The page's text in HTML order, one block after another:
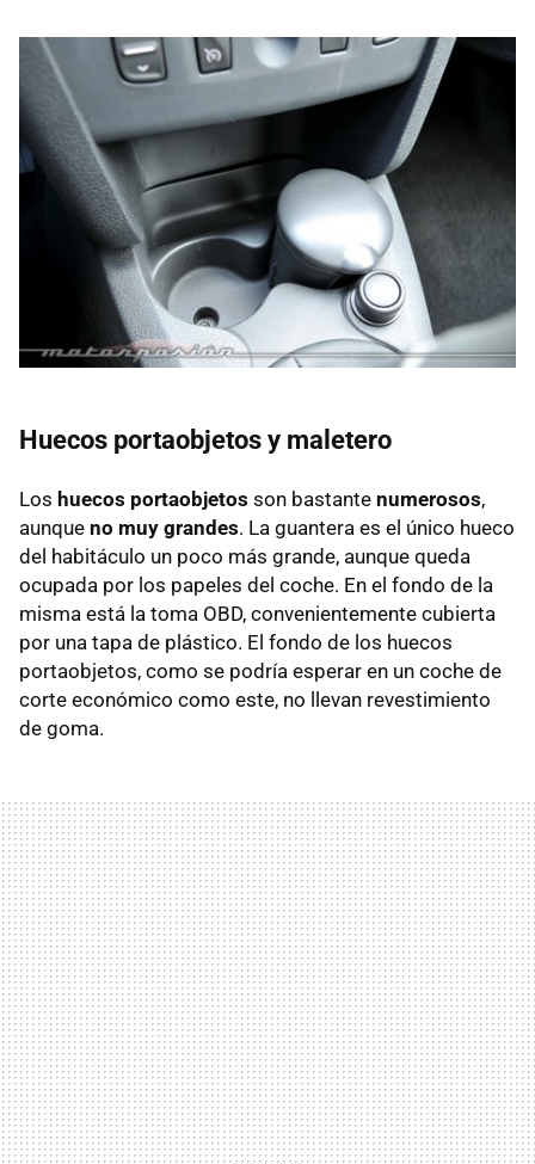
Huecos portaobjetos y maletero
Los huecos portaobjetos son bastante numerosos,
aunque no muy grandes. La guantera es el único hueco
del habitáculo un poco más grande, aunque queda
ocupada por los papeles del coche. En el fondo de la
misma está la toma OBD, convenientemente cubierta
por una tapa de plástico. El fondo de los huecos
portaobjetos, como se podría esperar en un coche de
corte económico como este, no llevan revestimiento
de goma.